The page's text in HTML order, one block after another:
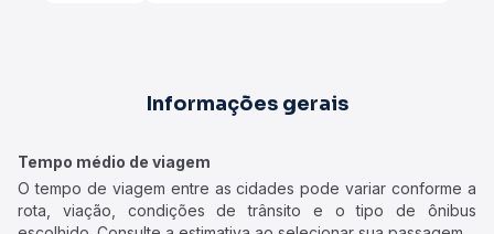
Informações gerais
Tempo médio de viagem
O tempo de viagem entre as cidades pode variar conforme a
rota, viação, condições de trânsito e o tipo de ônibus